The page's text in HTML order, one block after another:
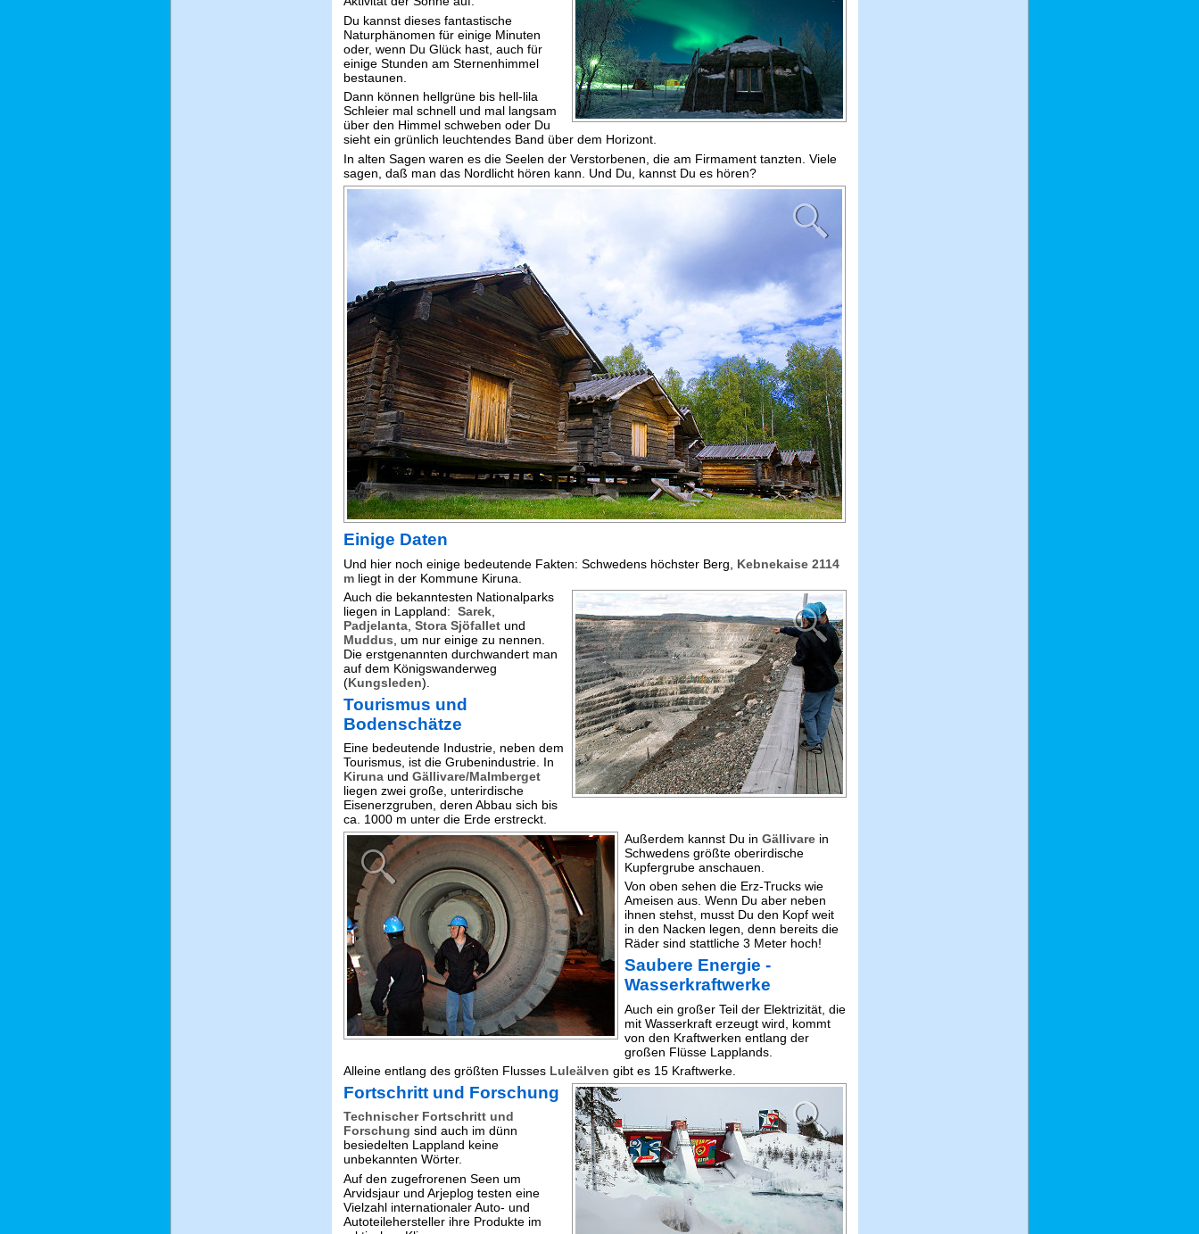
Du kannst dieses fantastische
Naturphänomen für einige Minuten
oder, wenn Du Glück hast, auch für
einige Stunden am Sternenhimmel
bestaunen.
Dann können hellgrüne bis hell-lila
Schleier mal schnell und mal langsam
über den Himmel schweben oder Du
sieht ein grünlich leuchtendes Band über dem Horizont.
In alten Sagen waren es die Seelen der Verstorbenen, die am Firmament tanzten. Viele
sagen, daß man das Nordlicht hören kann. Und Du, kannst Du es hören?
Einige Daten
Und hier noch einige bedeutende Fakten: Schwedens höchster Berg, Kebnekaise 2114
m liegt in der Kommune Kiruna.
Auch die bekanntesten Nationalparks
liegen in Lappland: Sarek
Padjelanta Stora Sjöfallet und
Muddus , um nur einige zu nennen.
Die erstgenannten durchwandert man
auf dem Königswanderweg
(Kungsleden).
Tourismus und
Bodenschätze
Eine bedeutende Industrie, neben dem
Tourismus, ist die Grubenindustrie. In
Kiruna und Gällivare/Malmberget
liegen zwei große, unterirdische
Eisenerzgruben, deren Abbau sich bis
ca. 1000 m unter die Erde erstreckt.
Außerdem kannst Du in Gällivare in
Schwedens größte oberirdische
Kupfergrube anschauen.
Von oben sehen die Erz-Trucks wie
Ameisen aus. Wenn Du aber neben
ihnen stehst, musst Du den Kopf weit
in den Nacken legen, denn bereits die
Räder sind stattliche 3 Meter hoch!
Saubere Energie -
Wasserkraftwerke
Auch ein großer Teil der Elektrizität, die
mit Wasserkraft erzeugt wird, kommt
von den Kraftwerken entlang der
großen Flüsse Lapplands.
Alleine entlang des größten Flusses Luleälven gibt es 15 Kraftwerke.
Fortschritt und Forschung
Technischer Fortschritt und
Forschung sind auch im dünn
besiedelten Lappland keine
unbekannten Wörter.
Auf den zugefrorenen Seen um
Arvidsjaur und Arjeplog testen eine
Vielzahl internationaler Auto- und
Autoteilehersteller ihre Produkte im